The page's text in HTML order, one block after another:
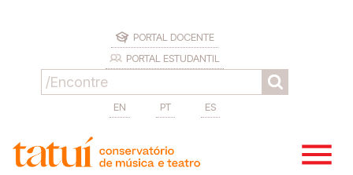
PORTAL DOCENTE
PORTAL ESTUDANTIL
EN PT ES